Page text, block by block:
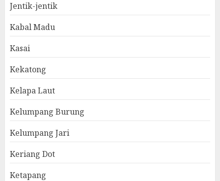
Jentik-jentik
Kabal Madu
Kasai
Kekatong
Kelapa Laut
Kelumpang Burung
Kelumpang Jari
Keriang Dot
Ketapang